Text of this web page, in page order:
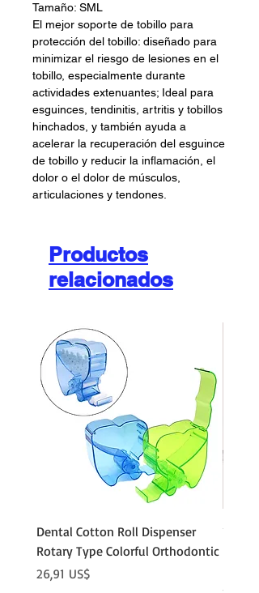
Tamaño: SML
El mejor soporte de tobillo para
protección del tobillo: diseñado para
minimizar el riesgo de lesiones en el
tobillo, especialmente durante
actividades extenuantes; Ideal para
esguinces, tendinitis, artritis y tobillos
hinchados, y también ayuda a
acelerar la recuperación del esguince
de tobillo y reducir la inflamación, el
dolor o el dolor de músculos,
articulaciones y tendones.
Productos
relacionados
Dental Cotton Roll Dispenser
Rotary Type Colorful Orthodontic
Precio
26,91 US$